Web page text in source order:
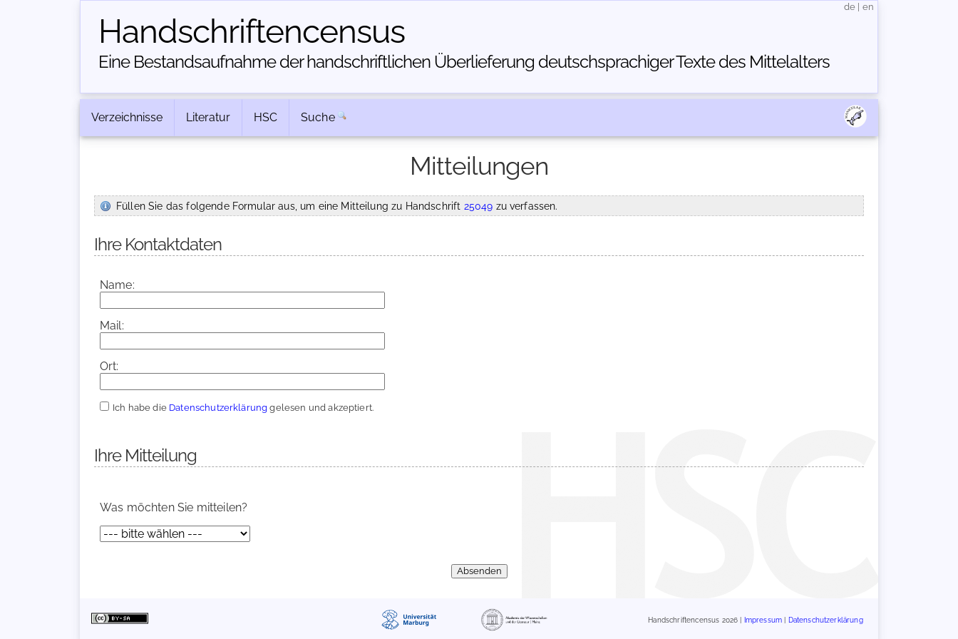
Handschriften­census
Eine Bestandsaufnahme der handschriftlichen Über­lieferung deutschsprachiger Texte des Mittelalters
de en
Verzeichnisse Literatur HSC Suche
Mitteilungen
Füllen Sie das folgende Formular aus, um eine Mitteilung zu Handschrift 25049 zu verfassen.
Ihre Kontaktdaten
Name:
Mail:
Ort:
Ich habe die Datenschutzerklärung gelesen und akzeptiert.
Ihre Mitteilung
Was möchten Sie mitteilen?
Handschriftencensus 2026 | Impressum Datenschutzerklärung